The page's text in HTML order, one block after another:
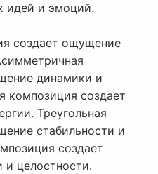
идей и эмоций.
создает ощущение
динамики и
композиция создает
Треугольная
стабильности и
создает
целостности.